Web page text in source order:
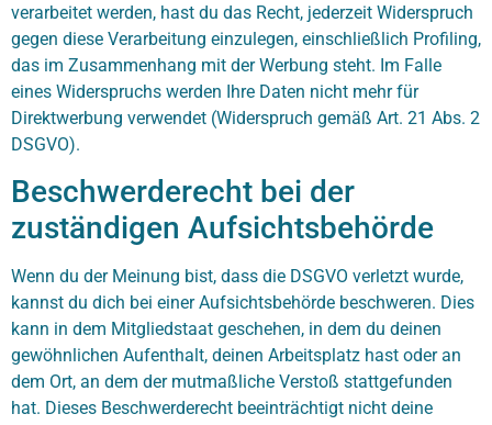
verarbeitet werden, hast du das Recht, jederzeit Widerspruch
gegen diese Verarbeitung einzulegen, einschließlich Profiling,
das im Zusammenhang mit der Werbung steht. Im Falle
eines Widerspruchs werden Ihre Daten nicht mehr für
Direktwerbung verwendet (Widerspruch gemäß Art. 21 Abs. 2
DSGVO).
Beschwerderecht bei der
zuständigen Aufsichtsbehörde
Wenn du der Meinung bist, dass die DSGVO verletzt wurde,
kannst du dich bei einer Aufsichtsbehörde beschweren. Dies
kann in dem Mitgliedstaat geschehen, in dem du deinen
gewöhnlichen Aufenthalt, deinen Arbeitsplatz hast oder an
dem Ort, an dem der mutmaßliche Verstoß stattgefunden
hat. Dieses Beschwerderecht beeinträchtigt nicht deine